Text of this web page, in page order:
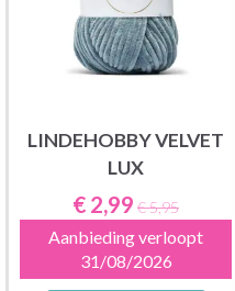
LINDEHOBBY VELVET
LUX
€ 2,99 € 5,95
Aanbieding verloopt
31/08/2026